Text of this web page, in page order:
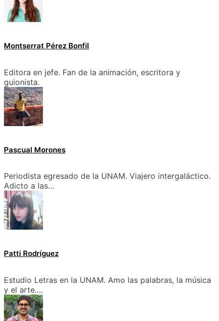
Montserrat Pérez Bonfil
Editora en jefe. Fan de la animación, escritora y
guionista.
Pascual Morones
Periodista egresado de la UNAM. Viajero intergaláctico.
Adicto a las…
Patti Rodríguez
Estudio Letras en la UNAM. Amo las palabras, la música
y el arte.…